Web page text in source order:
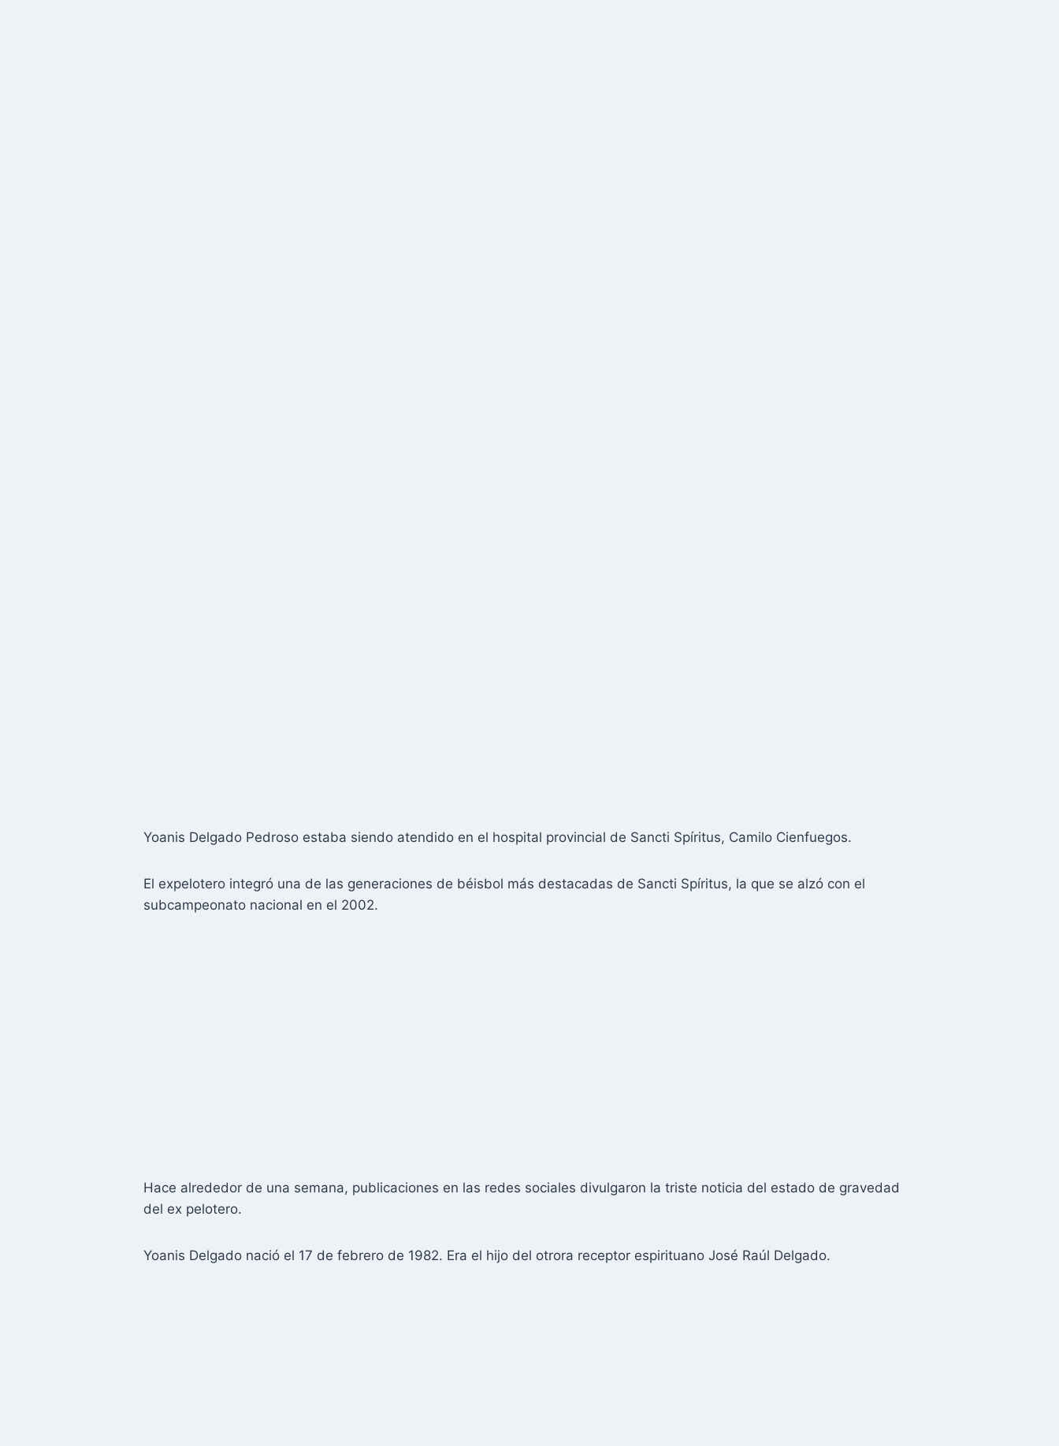
Yoanis Delgado Pedroso estaba siendo atendido en el hospital provincial de Sancti Spíritus, Camilo Cienfuegos.
El expelotero integró una de las generaciones de béisbol más destacadas de Sancti Spíritus, la que se alzó con el
subcampeonato nacional en el 2002.
Hace alrededor de una semana, publicaciones en las redes sociales divulgaron la triste noticia del estado de gravedad
del ex pelotero.
Yoanis Delgado nació el 17 de febrero de 1982. Era el hijo del otrora receptor espirituano José Raúl Delgado.